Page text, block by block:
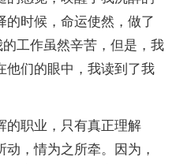
的时候，命运使然，做了
工作虽然辛苦，但是，我
他们的眼中，我读到了我
的职业，只有真正理解
，情为之所牵。因为，